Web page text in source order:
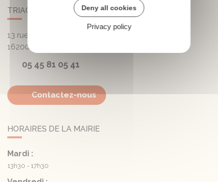
TRIAC-LAUTRAIT
13 rue de la Mairie - Lautrait
16200
05 45 81 05 41
Contactez-nous
HORAIRES DE LA MAIRIE
Mardi :
13h30 - 17h30
Deny all cookies
Privacy policy